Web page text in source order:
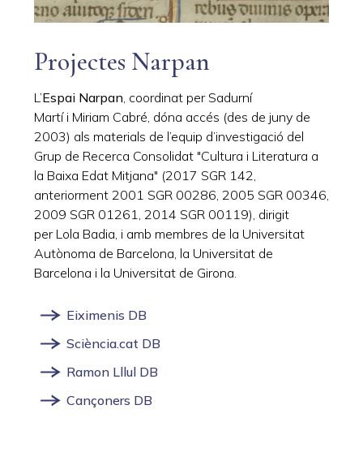
Projectes Narpan
L’Espai Narpan , coordinat per Sadurní
Martí i Miriam Cabré, dóna accés (des de juny de
2003) als materials de l’equip d’investigació del
Grup de Recerca Consolidat "Cultura i Literatura a
la Baixa Edat Mitjana" (2017 SGR 142,
anteriorment 2001 SGR 00286, 2005 SGR 00346,
2009 SGR 01261, 2014 SGR 00119), dirigit
per Lola Badia, i amb membres de la Universitat
Autònoma de Barcelona, la Universitat de
Barcelona i la Universitat de Girona.
Eiximenis DB
Sciència.cat DB
Ramon Lllul DB
Cançoners DB